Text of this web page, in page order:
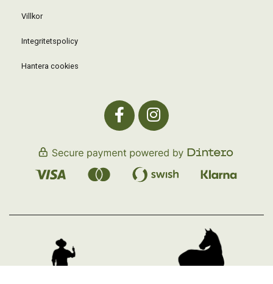
Villkor
Integritetspolicy
Hantera cookies